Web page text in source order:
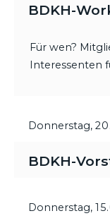
BDKH-
Für wen?
Interessenten
Donnerstag,
BDKH-
Donnerstag,